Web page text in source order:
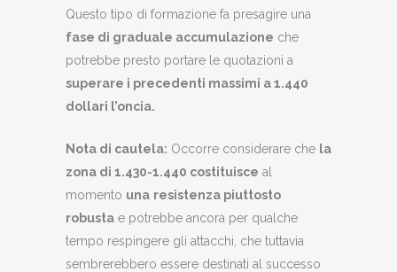
Questo tipo di formazione fa presagire una
fase di graduale accumulazione che
potrebbe presto portare le quotazioni a
superare i precedenti massimi a 1.440
dollari l’oncia.
Nota di cautela: Occorre considerare che la
zona di 1.430-1.440 costituisce al
momento una resistenza piuttosto
robusta e potrebbe ancora per qualche
tempo respingere gli attacchi, che tuttavia
sembrerebbero essere destinati al successo